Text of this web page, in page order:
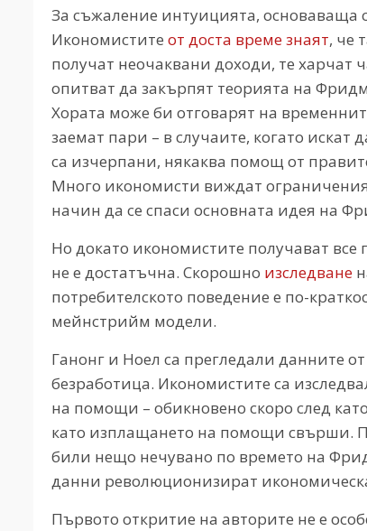
За съжаление интуицията, основаваща
Икономистите от доста време знаят, че
получат неочаквани доходи, те харчат
опитват да закърпят теорията на
Хората може би отговарят на
заемат пари – в случаите, когато
са изчерпани, някаква помощ от
Много икономисти виждат
начин да се спаси основната идея на
Но докато икономистите получават
не е достатъчна. Скорошно изследване
потребителското поведение е по-
мейнстрийм модели.
Ганонг и Ноел са прегледали данните
безработица. Икономистите са
на помощи – обикновено скоро след
като изплащането на помощи свърши.
били нещо нечувано по времето на
данни революционизират
Първото откритие на авторите не е